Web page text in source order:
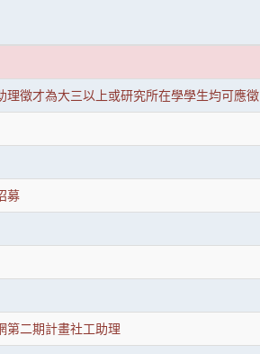
徵才為大三以上或研究所在學學生均可應徵
募
第二期計畫社工助理